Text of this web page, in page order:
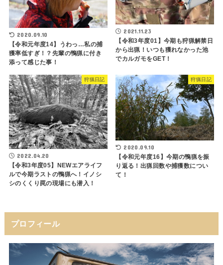
2020.09.10
【令和元年度14】うわっ…私の捕
獲率低すぎ！？先輩の鴨猟に付き
添って感じた事！
2021.11.23
【令和3年度01】今期も狩猟解禁日
から出猟！いつも獲れなかった池
でカルガモをGET！
狩猟日記
2022.04.20
【令和3年度05】NEWエアライフ
ルで今期ラストの鴨猟へ！イノシ
シのくくり罠の現場にも潜入！
狩猟日記
2020.09.10
【令和元年度16】今期の鴨猟を振
り返る！出猟回数や捕獲数につい
て！
プロフィール